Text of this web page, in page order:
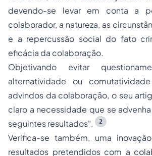
devendo-se levar em conta a
colaborador, a natureza, as
e a repercussão social do fato
eficácia da colaboração.
Objetivando evitar
alternatividade ou
advindos da colaboração, o seu
claro a necessidade que se
seguintes resultados".
2
Verifica-se também, uma
resultados pretendidos com a